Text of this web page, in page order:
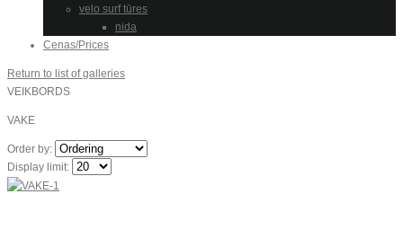
velo surf tūres
nida
Cenas/Prices
Return to list of galleries
VEIKBORDS
VAKE
Order by:
Display limit: